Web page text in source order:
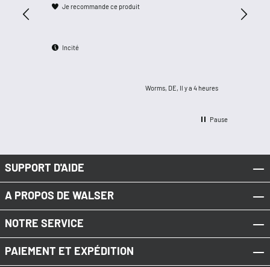
Je recommande ce produit
Incité
Worms, DE, Il y a 4 heures
Pause
SUPPORT D'AIDE
A PROPOS DE WALSER
NOTRE SERVICE
PAIEMENT ET EXPÉDITION